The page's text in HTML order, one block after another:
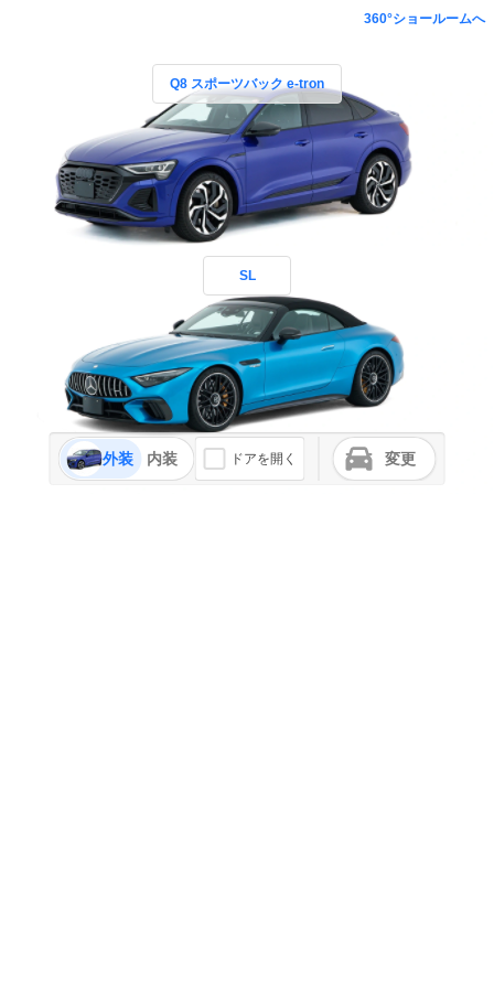
360°ショールームへ
Q8 スポーツバック e-tron
SL
外装 内装 ドアを開く 変更